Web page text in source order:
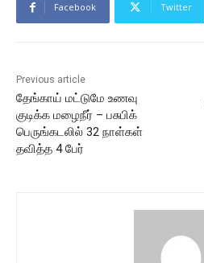
Facebook Twitter
Previous article
தேங்காய் மட்டுமே உணவு
குடிக்க மழைநீர் – பசுபிக்
பெருங்கடலில் 32 நாள்கள்
தவித்த 4 பேர்